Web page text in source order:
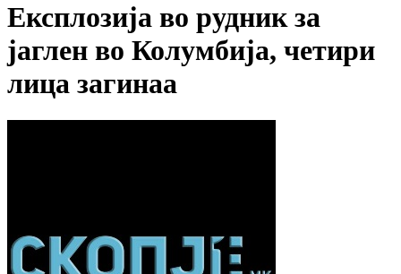
Експлозија во рудник за
јаглен во Колумбија, четири
лица загинаа